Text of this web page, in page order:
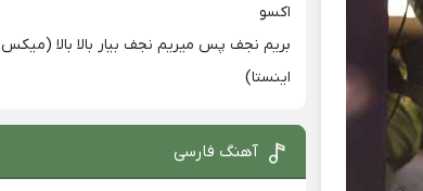
اکسو
بریم نجف پس میریم نجف بیار بالا بالا (میکس
اینستا)
آهنگ فارسی